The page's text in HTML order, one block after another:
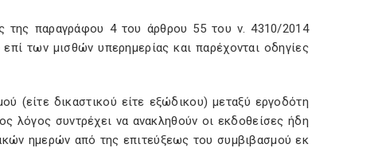
της παραγράφου 4 του άρθρου 55 του ν. 4310/2014
των μισθών υπερημερίας και παρέχονται οδηγίες
(είτε δικαστικού είτε εξώδικου) μεταξύ εργοδότη
λόγος συντρέχει να ανακληθούν οι εκδοθείσες ήδη
ημερών από της επιτεύξεως του συμβιβασμού εκ